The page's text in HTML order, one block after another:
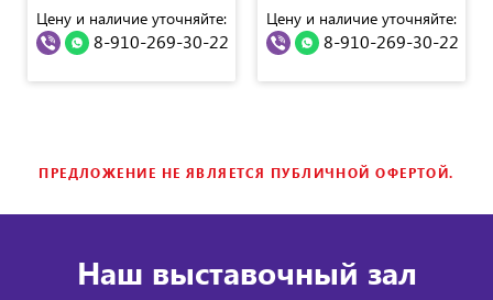
Цену и наличие уточняйте:
8-910-269-30-22
Цену и наличие уточняйте:
8-910-269-30-22
ПРЕДЛОЖЕНИЕ НЕ ЯВЛЯЕТСЯ ПУБЛИЧНОЙ ОФЕРТОЙ.
Наш выставочный зал